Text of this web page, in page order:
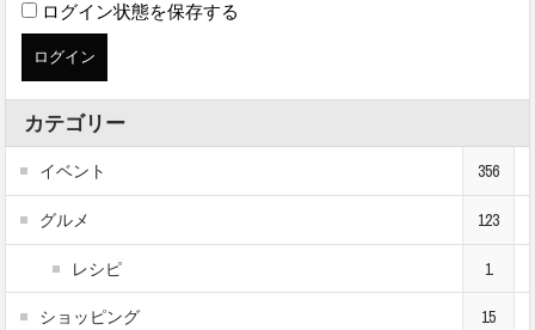
ログイン状態を保存する
カテゴリー
イベント 356
グルメ 123
レシピ 1
ショッピング 15